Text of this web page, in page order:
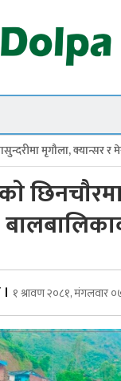
पक्षघातका बिरामीलाई
। १ श्रावण २०८१, मंगलवार